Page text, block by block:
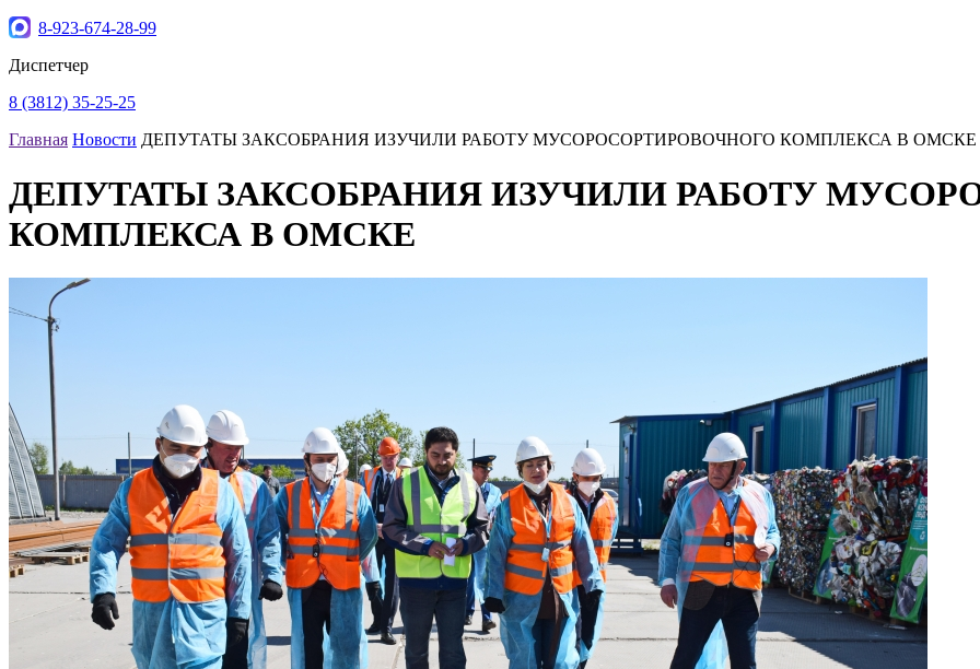
8-923-674-28-99
Диспетчер
8 (3812) 35-25-25
Главная Новости ДЕПУТАТЫ ЗАКСОБРАНИЯ ИЗУЧИЛИ РАБОТУ МУСОРОСОРТИРОВОЧНОГО КОМПЛЕКСА В ОМСКЕ
ДЕПУТАТЫ ЗАКСОБРАНИЯ ИЗУЧИЛИ РАБОТУ
КОМПЛЕКСА В ОМСКЕ